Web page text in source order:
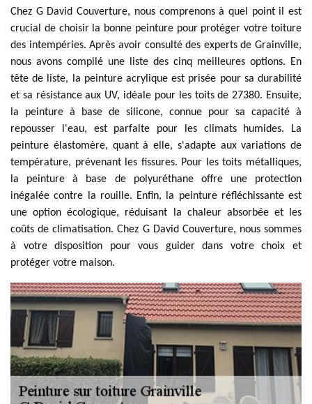
Chez G David Couverture, nous comprenons à quel point il est
crucial de choisir la bonne peinture pour protéger votre toiture
des intempéries. Après avoir consulté des experts de Grainville,
nous avons compilé une liste des cinq meilleures options. En
tête de liste, la peinture acrylique est prisée pour sa durabilité
et sa résistance aux UV, idéale pour les toits de 27380. Ensuite,
la peinture à base de silicone, connue pour sa capacité à
repousser l'eau, est parfaite pour les climats humides. La
peinture élastomère, quant à elle, s'adapte aux variations de
température, prévenant les fissures. Pour les toits métalliques,
la peinture à base de polyuréthane offre une protection
inégalée contre la rouille. Enfin, la peinture réfléchissante est
une option écologique, réduisant la chaleur absorbée et les
coûts de climatisation. Chez G David Couverture, nous sommes
à votre disposition pour vous guider dans votre choix et
protéger votre maison.